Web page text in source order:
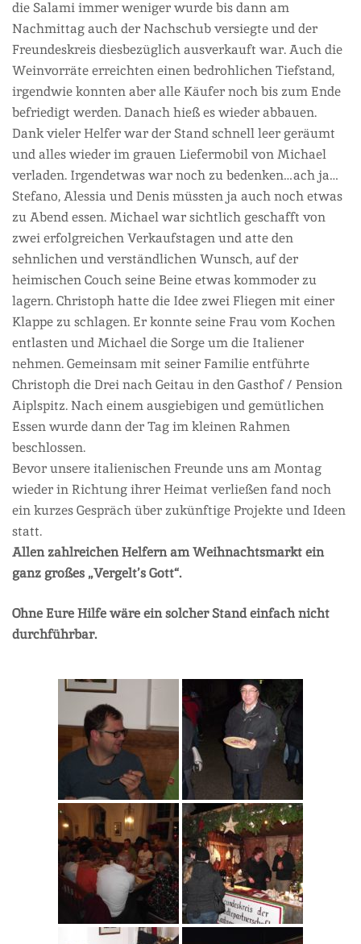
die Salami immer weniger wurde bis dann am
Nachmittag auch der Nachschub versiegte und der
Freundeskreis diesbezüglich ausverkauft war. Auch die
Weinvorräte erreichten einen bedrohlichen Tiefstand,
irgendwie konnten aber alle Käufer noch bis zum Ende
befriedigt werden. Danach hieß es wieder abbauen.
Dank vieler Helfer war der Stand schnell leer geräumt
und alles wieder im grauen Liefermobil von Michael
verladen. Irgendetwas war noch zu bedenken…ach ja…
Stefano, Alessia und Denis müssten ja auch noch etwas
zu Abend essen. Michael war sichtlich geschafft von
zwei erfolgreichen Verkaufstagen und atte den
sehnlichen und verständlichen Wunsch, auf der
heimischen Couch seine Beine etwas kommoder zu
lagern. Christoph hatte die Idee zwei Fliegen mit einer
Klappe zu schlagen. Er konnte seine Frau vom Kochen
entlasten und Michael die Sorge um die Italiener
nehmen. Gemeinsam mit seiner Familie entführte
Christoph die Drei nach Geitau in den Gasthof / Pension
Aiplspitz. Nach einem ausgiebigen und gemütlichen
Essen wurde dann der Tag im kleinen Rahmen
beschlossen.
Bevor unsere italienischen Freunde uns am Montag
wieder in Richtung ihrer Heimat verließen fand noch
ein kurzes Gespräch über zukünftige Projekte und Ideen
statt.
Allen zahlreichen Helfern am Weihnachtsmarkt ein
ganz großes „Vergelt’s Gott“.
Ohne Eure Hilfe wäre ein solcher Stand einfach nicht
durchführbar.